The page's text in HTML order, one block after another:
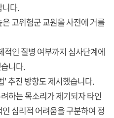
다.
고위험군 교원을 사전에 거를
적인 질병 여부까지 심사단계에
니다.
' 추진 방향도 제시했습니다.
하는 목소리가 제기되자 타인
심리적 어려움을 구분하여 정